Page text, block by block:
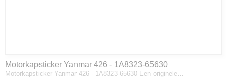
Motorkapsticker Yanmar 426 - 1A8323-65630
Motorkapsticker Yanmar 426 - 1A8323-65630 Een originele…